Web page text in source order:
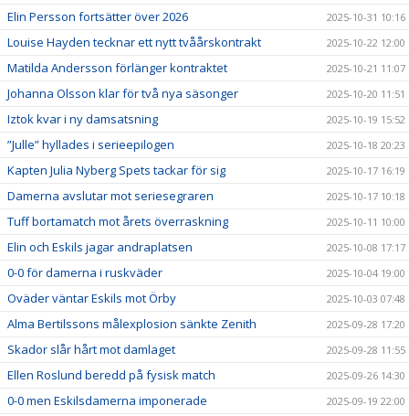
Elin Persson fortsätter över 2026 2025-10-31 10:16
Louise Hayden tecknar ett nytt tvåårskontrakt 2025-10-22 12:00
Matilda Andersson förlänger kontraktet 2025-10-21 11:07
Johanna Olsson klar för två nya säsonger 2025-10-20 11:51
Iztok kvar i ny damsatsning 2025-10-19 15:52
”Julle” hyllades i serieepilogen 2025-10-18 20:23
Kapten Julia Nyberg Spets tackar för sig 2025-10-17 16:19
Damerna avslutar mot seriesegraren 2025-10-17 10:18
Tuff bortamatch mot årets överraskning 2025-10-11 10:00
Elin och Eskils jagar andraplatsen 2025-10-08 17:17
0-0 för damerna i ruskväder 2025-10-04 19:00
Oväder väntar Eskils mot Örby 2025-10-03 07:48
Alma Bertilssons målexplosion sänkte Zenith 2025-09-28 17:20
Skador slår hårt mot damlaget 2025-09-28 11:55
Ellen Roslund beredd på fysisk match 2025-09-26 14:30
0-0 men Eskilsdamerna imponerade 2025-09-19 22:00